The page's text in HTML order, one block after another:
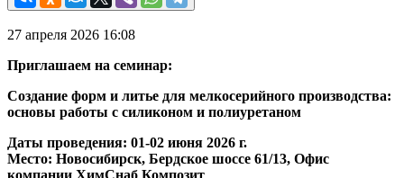
27 апреля 2026 16:08
Приглашаем на семинар:
Создание форм и литье для мелкосерийного производства:
основы работы с силиконом и полиуретаном
Даты проведения: 01-02 июня 2026 г.
Место: Новосибирск, Бердское шоссе 61/13, Офис
компании ХимСнаб Композит